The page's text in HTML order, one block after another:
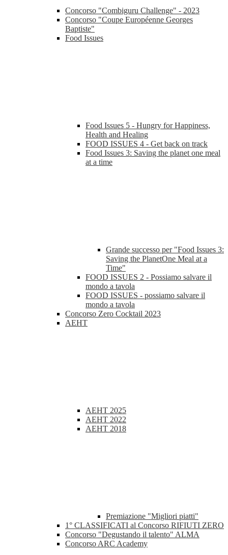
Concorso "Combiguru Challenge" - 2023
Concorso "Coupe Européenne Georges
Baptiste"
Food Issues
Food Issues 5 - Hungry for Happiness,
Health and Healing
FOOD ISSUES 4 - Get back on track
Food Issues 3: Saving the planet one meal
at a time
Grande successo per "Food Issues 3:
Saving the PlanetOne Meal at a
Time"
FOOD ISSUES 2 - Possiamo salvare il
mondo a tavola
FOOD ISSUES - possiamo salvare il
mondo a tavola
Concorso Zero Cocktail 2023
AEHT
AEHT 2025
AEHT 2022
AEHT 2018
Premiazione "Migliori piatti"
1° CLASSIFICATI al Concorso RIFIUTI ZERO
Concorso "Degustando il talento" ALMA
Concorso ARC Academy